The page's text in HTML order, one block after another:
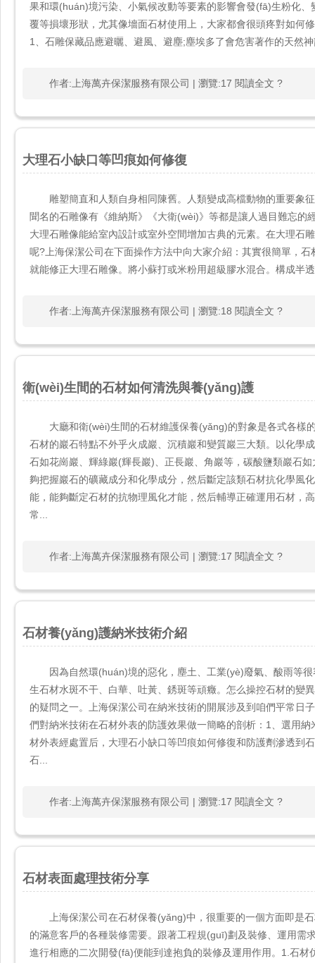
果和環(huán)境污染、小氣候改動等要素的影響會發(fā)生粉化、變色、生
覆等損壞形狀，尤其像墻面石材使用上，大家都會很頭疼對
1、石雕保藏品應避曬、避風、避塵;塵埃多了會危害著作的天然
作者:上海萬卉保潔服務有限公司 | 瀏覽:17 閱讀全文 ?
大理石小缺口等凹痕如何修復
雕塑簡直和人類自身相同陳舊。人類變成高檔動物的重要象征就
聞名的石雕像有《維納斯》《大衛(wèi)》等都是讓人過目難忘的經典
大理石雕像能給室內設計或室外空間增加古典的元素。在大理石雕
呢?上海保潔公司在下面操作方法中向大家介紹：其實很簡單
就能修正大理石雕像。將小蘇打或米粉用超級膠水混合。構成半
作者:上海萬卉保潔服務有限公司 | 瀏覽:18 閱讀全文 ?
衛(wèi)生間的石材如何清洗與養(yǎng)護
大廳和衛(wèi)生間的石材維護保養(yǎng)的對象是各式各樣的
石材的巖石特點不外乎火成巖、沉積巖和變質巖三大類。以
石如花崗巖、輝綠巖(輝長巖)、正長巖、角巖等，碳酸鹽類巖石
夠把握巖石的礦藏成分和化學成分，然后斷定該類石材抗化學風
能，能夠斷定石材的抗物理風化才能，然后輔導正確運用石材
常...
作者:上海萬卉保潔服務有限公司 | 瀏覽:17 閱讀全文 ?
石材養(yǎng)護納米技術介紹
因為自然環(huán)境的惡化，塵土、工業(yè)廢氣、酸雨等很
生石材水斑不干、白華、吐黃、銹斑等頑癥。怎么操控石
的疑問之一。上海保潔公司在納米技術的開展涉及到咱們平常日子
們對納米技術在石材外表的防護效果做一簡略的剖析：1、選用
材外表經處置后，大理石小缺口等凹痕如何修復和防護劑滲透到石
石...
作者:上海萬卉保潔服務有限公司 | 瀏覽:17 閱讀全文 ?
石材表面處理技術分享
上海保潔公司在石材保養(yǎng)中，很重要的一個方面即是
的滿意客戶的各種裝修需要。跟著工程規(guī)劃及裝修、運用需求
進行相應的二次開發(fā)便能到達抱負的裝修及運用作用。1.石材